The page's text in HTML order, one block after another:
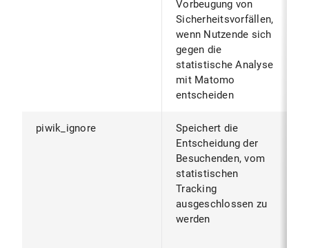
Vorbeugung von
Sicherheitsvorfällen,
wenn Nutzende sich
gegen die
statistische Analyse
mit Matomo
entscheiden
piwik_ignore
Speichert die
Entscheidung der
Besuchenden, vom
statistischen
Tracking
ausgeschlossen zu
werden